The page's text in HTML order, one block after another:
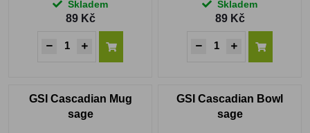
Skladem
89 Kč
Skladem
89 Kč
GSI Cascadian Mug
sage
GSI Cascadian Bowl
sage